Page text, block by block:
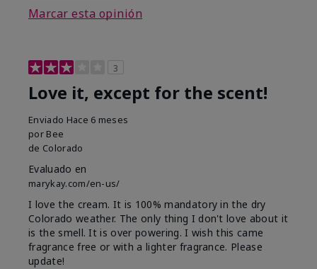
Marcar esta opinión
3
Love it, except for the scent!
Enviado Hace 6 meses
por Bee
de Colorado
Evaluado en
marykay.com/en-us/
I love the cream. It is 100% mandatory in the dry
Colorado weather. The only thing I don't love about it
is the smell. It is over powering. I wish this came
fragrance free or with a lighter fragrance. Please
update!